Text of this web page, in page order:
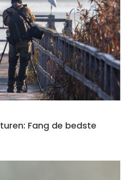
Fang de bedste